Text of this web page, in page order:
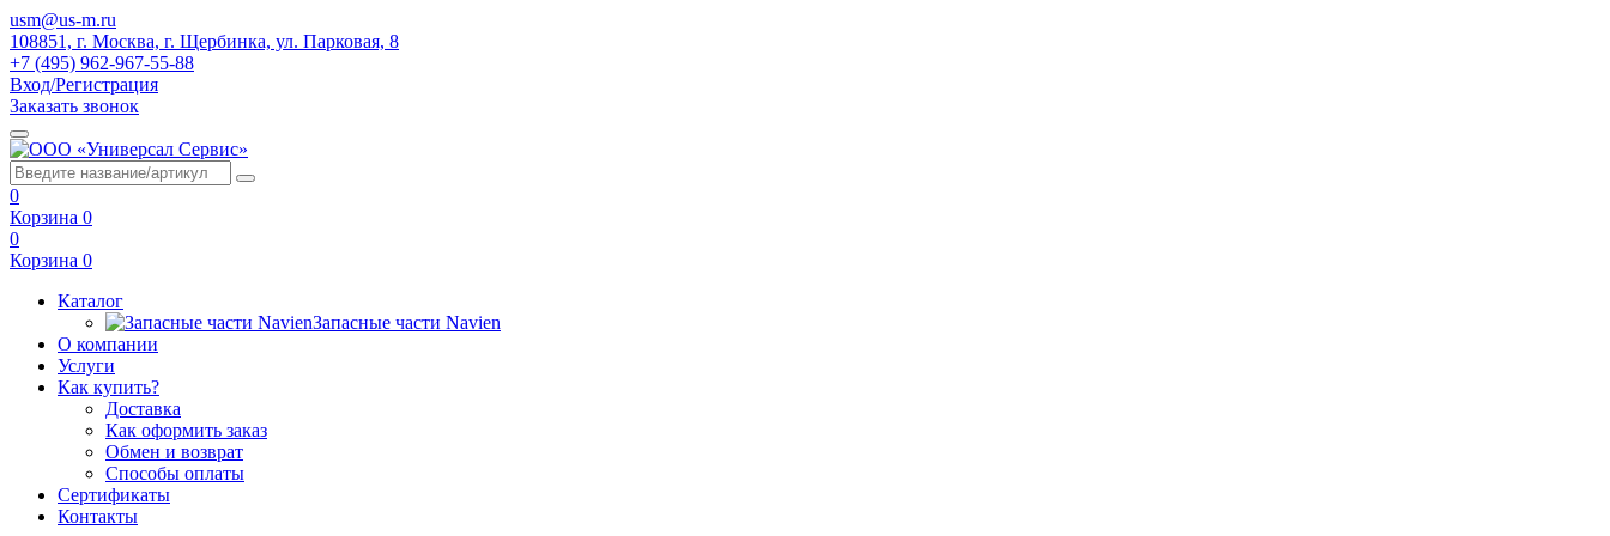
usm@us-m.ru
108851, г. Москва, г. Щербинка, ул. Парковая, 8
+7 (495) 962-967-55-88
Вход/Регистрация
Заказать звонок
0
Корзина 0
0
Корзина 0
Каталог
Запасные части Navien
О компании
Услуги
Как купить?
Доставка
Как оформить заказ
Обмен и возврат
Способы оплаты
Сертификаты
Контакты